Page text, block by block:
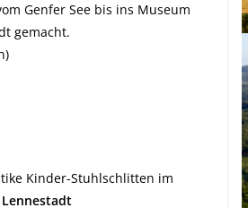
Genfer See bis ins Museum
gemacht.
Kinder-Stuhlschlitten im